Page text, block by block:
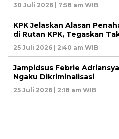
30 Juli 2026 | 7:58 am WIB
KPK Jelaskan Alasan
di Rutan KPK, Tegaskan
25 Juli 2026 | 2:40 am WIB
Jampidsus Febrie
Ngaku Dikriminalisasi
25 Juli 2026 | 2:18 am WIB